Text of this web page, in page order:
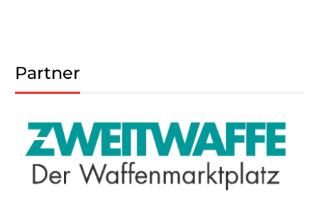
Partner